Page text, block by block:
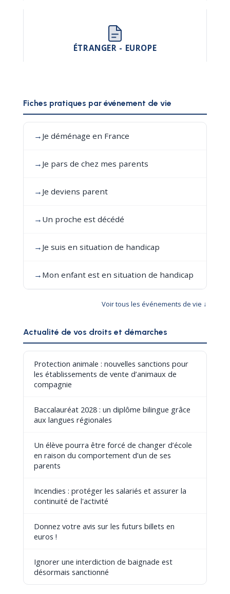
ÉTRANGER - EUROPE
Fiches pratiques par événement de vie
→ Je déménage en France
→ Je pars de chez mes parents
→ Je deviens parent
→ Un proche est décédé
→ Je suis en situation de handicap
→ Mon enfant est en situation de handicap
Voir tous les événements de vie ↓
Actualité de vos droits et démarches
Protection animale : nouvelles sanctions pour
les établissements de vente d’animaux de
compagnie
Baccalauréat 2028 : un diplôme bilingue grâce
aux langues régionales
Un élève pourra être forcé de changer d’école
en raison du comportement d’un de ses
parents
Incendies : protéger les salariés et assurer la
continuité de l'activité
Donnez votre avis sur les futurs billets en
euros !
Ignorer une interdiction de baignade est
désormais sanctionné